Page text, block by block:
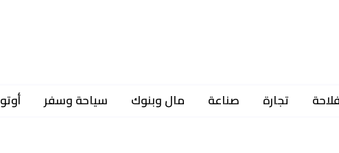
فلاحة تجارة صناعة مال وبنوك سياحة وسفر أوتو